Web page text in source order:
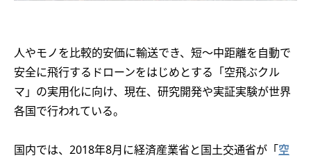
人やモノを比較的安価に輸送でき、短～中距離を自動で
安全に飛行するドローンをはじめとする「空飛ぶクル
マ」の実用化に向け、現在、研究開発や実証実験が世界
各国で行われている。
国内では、2018年8月に経済産業省と国土交通省が「空